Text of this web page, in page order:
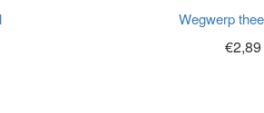
Wegwerp
€2,89